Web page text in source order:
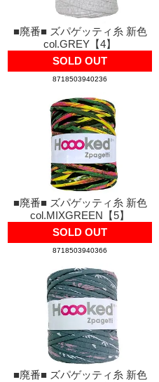
■廃番■ ズパゲッティ糸 新色
col.GREY【4】
SOLD OUT
8718503940236
■廃番■ ズパゲッティ糸 新色
col.MIXGREEN【5】
SOLD OUT
8718503940366
■廃番■ ズパゲッティ糸 新色